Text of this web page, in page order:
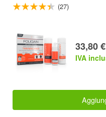
(27)
33,80 €
IVA